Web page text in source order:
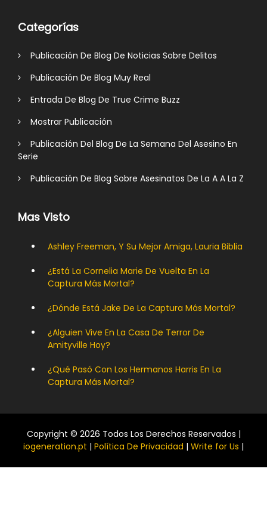
Categorías
Publicación De Blog De Noticias Sobre Delitos
Publicación De Blog Muy Real
Entrada De Blog De True Crime Buzz
Mostrar Publicación
Publicación Del Blog De La Semana Del Asesino En
Serie
Publicación De Blog Sobre Asesinatos De La A A La Z
Mas Visto
Ashley Freeman, Y Su Mejor Amiga, Lauria Biblia
¿Está La Cornelia Marie De Vuelta En La
Captura Más Mortal?
¿Dónde Está Jake De La Captura Más Mortal?
¿Alguien Vive En La Casa De Terror De
Amityville Hoy?
¿Qué Pasó Con Los Hermanos Harris En La
Captura Más Mortal?
Copyright © 2026 Todos Los Derechos Reservados |
iogeneration.pt | Política De Privacidad | Write for Us |